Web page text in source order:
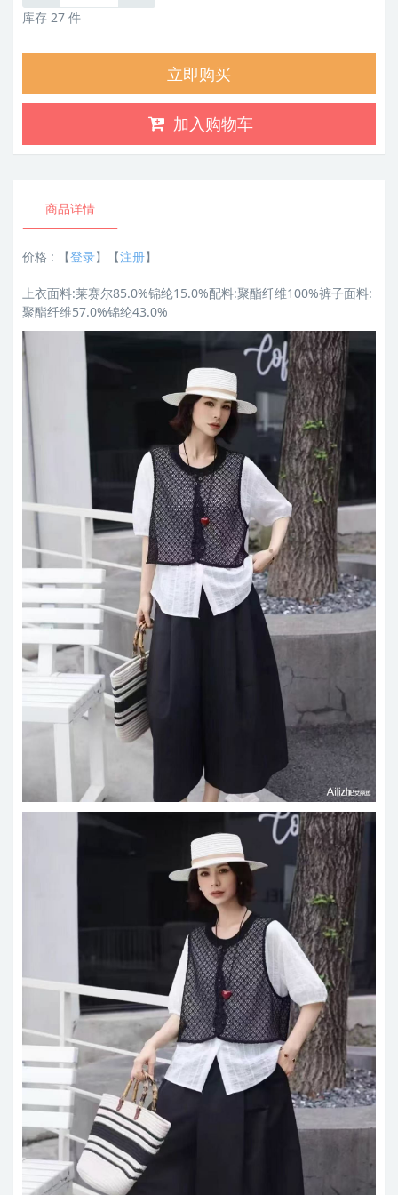
库存 27 件
立即购买
加入购物车
商品详情
价格 : 【登录】【注册】
上衣面料:莱赛尔85.0%锦纶15.0%配料:聚酯纤维100%裤子面料:
聚酯纤维57.0%锦纶43.0%